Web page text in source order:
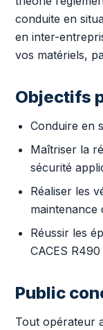
conduite en
en inter-
vos matériels,
Objectifs
Conduire en
Maîtriser la
sécurité
Réaliser les
maintenance
Réussir les
CACES R490
Public
Tout opérateur